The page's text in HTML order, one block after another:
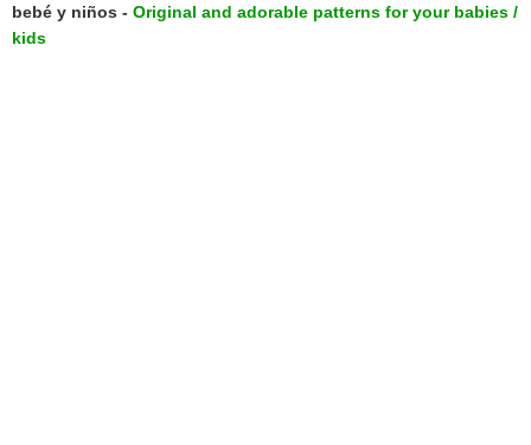
bebé y niños - Original and adorable patterns for your babies /
kids